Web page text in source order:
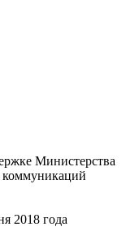
Министерства
коммуникаций
2018 года